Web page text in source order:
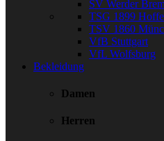
SV Werder
TSG 1899
TSV 1860
VfB Stuttgart
VfL Wolfsburg
Bekleidung
Damen
Herren